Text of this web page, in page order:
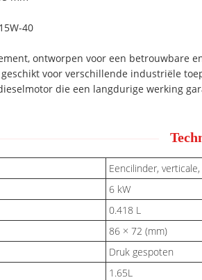
40
ontworpen voor een betrouwbare
voor verschillende industriële
die een langdurige werking
Eencilinder,
6 kW
0.418 L
86 × 72 (mm)
Druk gespoten
1.65L